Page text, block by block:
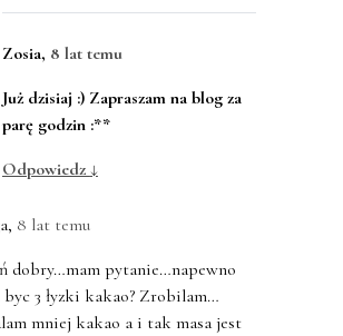
Zosia, 8 lat temu
Już dzisiaj :) Zapraszam na blog za
parę godzin :**
Odpowiedz ↓
, 8 lat temu
dobry…mam pytanie…napewno
byc 3 łyzki kakao? Zrobilam…
mniej kakao a i tak masa jest